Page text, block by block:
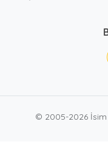
© 2005-2026 İsim